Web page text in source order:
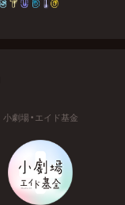
小劇場・エイド基金